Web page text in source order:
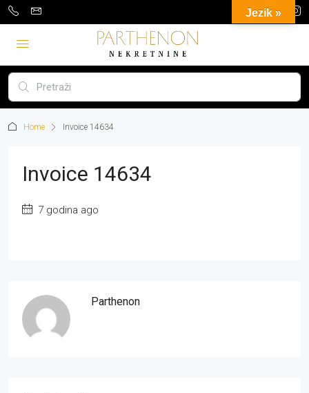
Home Invoice 14634
Invoice 14634
7 godina ago
Parthenon
Jezik »